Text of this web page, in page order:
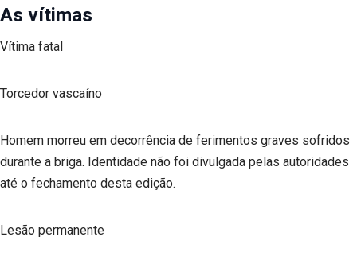
As vítimas
Vítima fatal
Torcedor vascaíno
Homem morreu em decorrência de ferimentos graves sofridos
durante a briga. Identidade não foi divulgada pelas autoridades
até o fechamento desta edição.
Lesão permanente